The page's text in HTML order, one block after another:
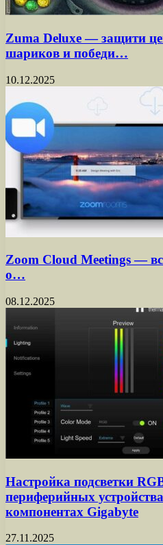
Zuma Deluxe — защити
шариков и победи…
10.12.2025
Zoom Cloud Meetings —
о…
08.12.2025
Настройка подсветки
периферийных
компонентах Gigabyte
27.11.2025